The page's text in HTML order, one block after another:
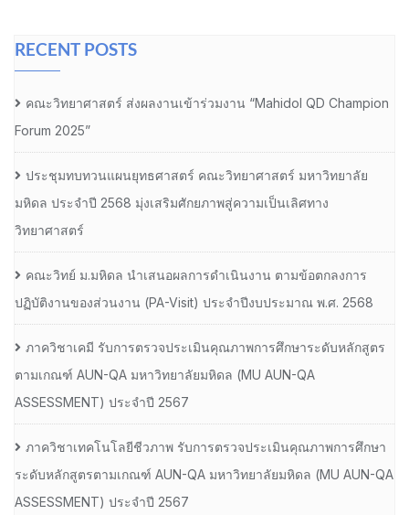
RECENT POSTS
คณะวิทยาศาสตร์ ส่งผลงานเข้าร่วมงาน “Mahidol QD Champion
Forum 2025”
ประชุมทบทวนแผนยุทธศาสตร์ คณะวิทยาศาสตร์ มหาวิทยาลัย
มหิดล ประจำปี 2568 มุ่งเสริมศักยภาพสู่ความเป็นเลิศทาง
วิทยาศาสตร์
คณะวิทย์ ม.มหิดล นำเสนอผลการดำเนินงาน ตามข้อตกลงการ
ปฏิบัติงานของส่วนงาน (PA-Visit) ประจำปีงบประมาณ พ.ศ. 2568
ภาควิชาเคมี รับการตรวจประเมินคุณภาพการศึกษาระดับหลักสูตร
ตามเกณฑ์ AUN-QA มหาวิทยาลัยมหิดล (MU AUN-QA
ASSESSMENT) ประจำปี 2567
ภาควิชาเทคโนโลยีชีวภาพ รับการตรวจประเมินคุณภาพการศึกษา
ระดับหลักสูตรตามเกณฑ์ AUN-QA มหาวิทยาลัยมหิดล (MU AUN-QA
ASSESSMENT) ประจำปี 2567